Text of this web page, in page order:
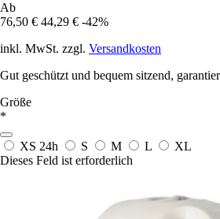
Ab
76,50 € 44,29 € -42%
inkl. MwSt. zzgl. Versandkosten
Gut geschützt und bequem sitzend,
Größe
*
XS 24h S M L
XL
Dieses Feld ist erforderlich